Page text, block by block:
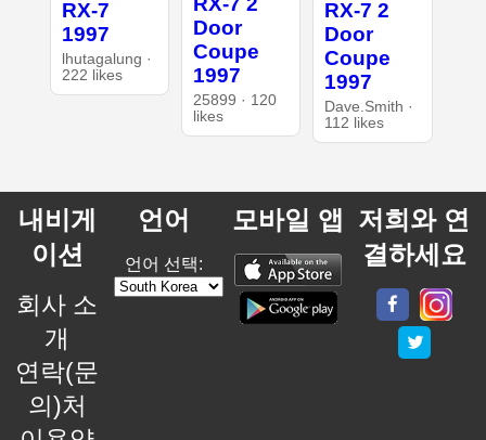
RX-7
1997
lhutagalung ·
222 likes
Door
Coupe
1997
25899 · 120
likes
RX-7 2
Door
Coupe
1997
Dave.Smith ·
112 likes
내비게
이션
회사 소
개
연락(문
의)처
언어
언어 선택:
모바일 앱 저희와 연
결하세요